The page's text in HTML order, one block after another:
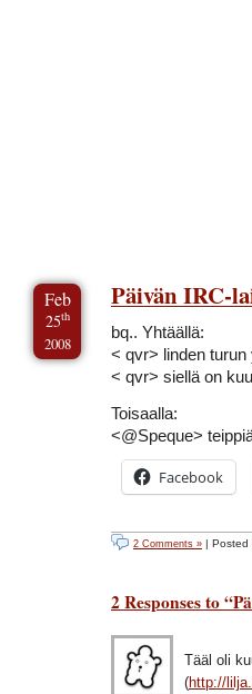
Feb
25th
2008
Päivän IRC-
bq.. Yhtäällä:
< qvr> linden
< qvr> siellä on
Toisaalla:
<@Speque>
Facebook
2 Comments » | Posted
2 Responses to
Tääl oli
(http://